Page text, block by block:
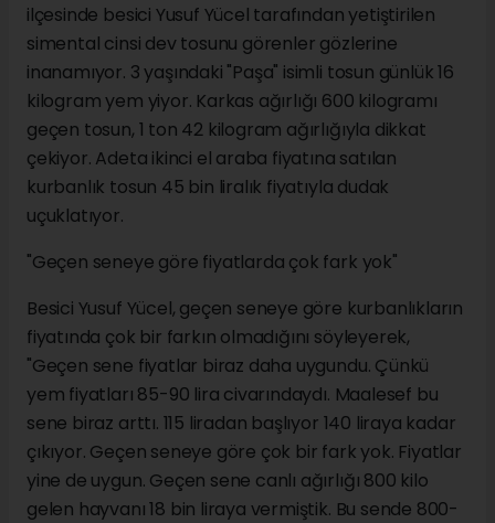
ilçesinde besici Yusuf Yücel tarafından yetiştirilen
simental cinsi dev tosunu görenler gözlerine
inanamıyor. 3 yaşındaki "Paşa" isimli tosun günlük 16
kilogram yem yiyor. Karkas ağırlığı 600 kilogramı
geçen tosun, 1 ton 42 kilogram ağırlığıyla dikkat
çekiyor. Adeta ikinci el araba fiyatına satılan
kurbanlık tosun 45 bin liralık fiyatıyla dudak
uçuklatıyor.
"Geçen seneye göre fiyatlarda çok fark yok"
Besici Yusuf Yücel, geçen seneye göre kurbanlıkların
fiyatında çok bir farkın olmadığını söyleyerek,
"Geçen sene fiyatlar biraz daha uygundu. Çünkü
yem fiyatları 85-90 lira civarındaydı. Maalesef bu
sene biraz arttı. 115 liradan başlıyor 140 liraya kadar
çıkıyor. Geçen seneye göre çok bir fark yok. Fiyatlar
yine de uygun. Geçen sene canlı ağırlığı 800 kilo
gelen hayvanı 18 bin liraya vermiştik. Bu sende 800-